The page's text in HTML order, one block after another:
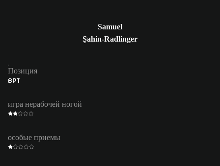
Samuel
Şahin-Radlinger
Позиция
ВРТ
игра нерабочей ногой
особые приемы